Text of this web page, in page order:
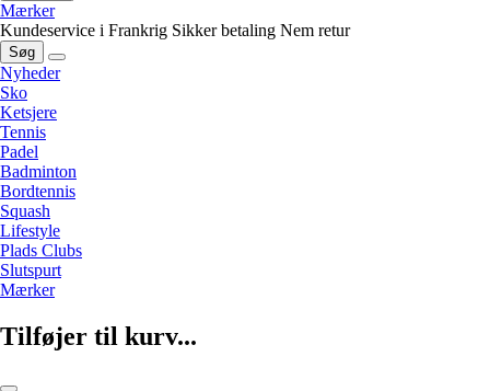
Mærker
Kundeservice i Frankrig Sikker betaling Nem retur
Søg
Nyheder
Sko
Ketsjere
Tennis
Padel
Badminton
Bordtennis
Squash
Lifestyle
Plads Clubs
Slutspurt
Mærker
Tilføjer til kurv...